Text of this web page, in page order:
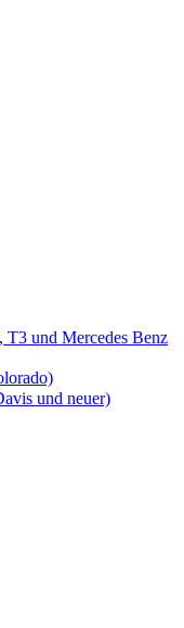
und Mercedes Benz
und neuer)